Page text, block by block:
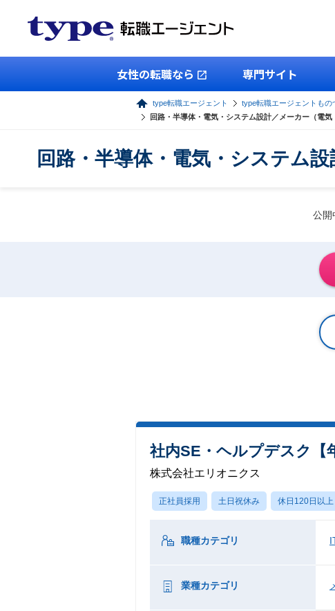
女性の転職なら 専門サイト
type転職エージェント type転職エージェントもの
回路・半導体・電気・システム設計／メーカー（電
回路・半導体・電気・システム
公開
社内SE・ヘルプデスク【
株式会社エリオニクス
正社員採用 土日祝休み 休日120日以上
職種カテゴリ
業種カテゴリ